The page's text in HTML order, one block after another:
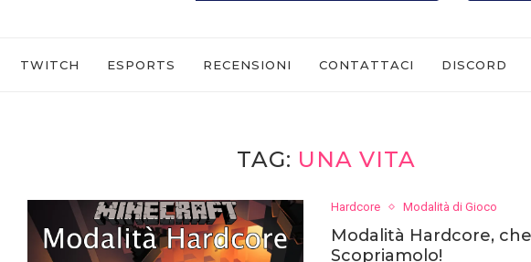
TWITCH ESPORTS RECENSIONI CONTATTACI DISCORD
TAG: UNA VITA
Hardcore Modalità di Gioco
Modalità Hardcore, che
Scopriamolo!